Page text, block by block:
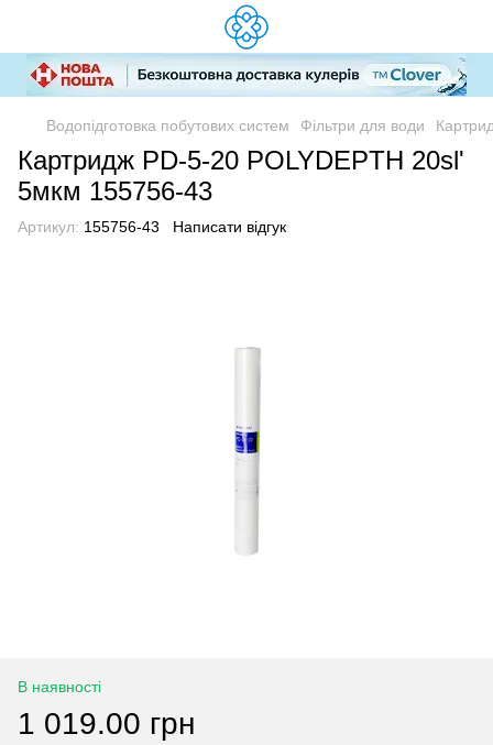
Водопідготовка побутових систем Фільтри для води
Картридж PD-5-20 POLYDEPTH 20sl'
5мкм 155756-43
Артикул: 155756-43 Написати відгук
В наявності
1 019.00 грн